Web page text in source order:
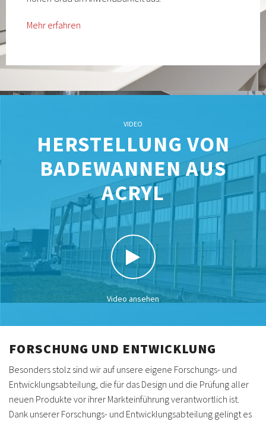
Mehr erfahren
VIDEO
HERSTELLUNG VON
BADEWANNEN AUS
ACRYL
Video ansehen
FORSCHUNG UND ENTWICKLUNG
Besonders stolz sind wir auf unsere eigene Forschungs- und
Entwicklungsabteilung, die für das Design und die Prüfung aller
neuen Produkte vor ihrer Markteinführung verantwortlich ist.
Dank unserer Forschungs- und Entwicklungsabteilung gelingt es